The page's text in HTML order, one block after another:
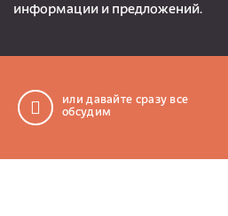
информации и предложений.
или давайте сразу все
обсудим